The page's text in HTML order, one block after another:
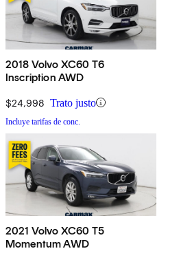
2018 Volvo XC60 T6
Inscription AWD
$24,998 Trato justo
Incluye tarifas de conc.
2021 Volvo XC60 T5
Momentum AWD